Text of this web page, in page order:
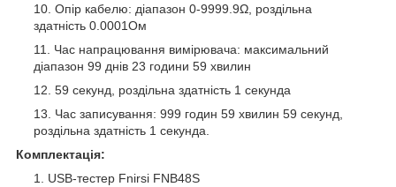
Опір кабелю: діапазон 0-9999.9Ω, роздільна
здатність 0.0001Ом
Час напрацювання вимірювача: максимальний
діапазон 99 днів 23 години 59 хвилин
59 секунд, роздільна здатність 1 секунда
Час записування: 999 годин 59 хвилин 59 секунд,
роздільна здатність 1 секунда.
Комплектація:
USB-тестер Fnirsi FNB48S